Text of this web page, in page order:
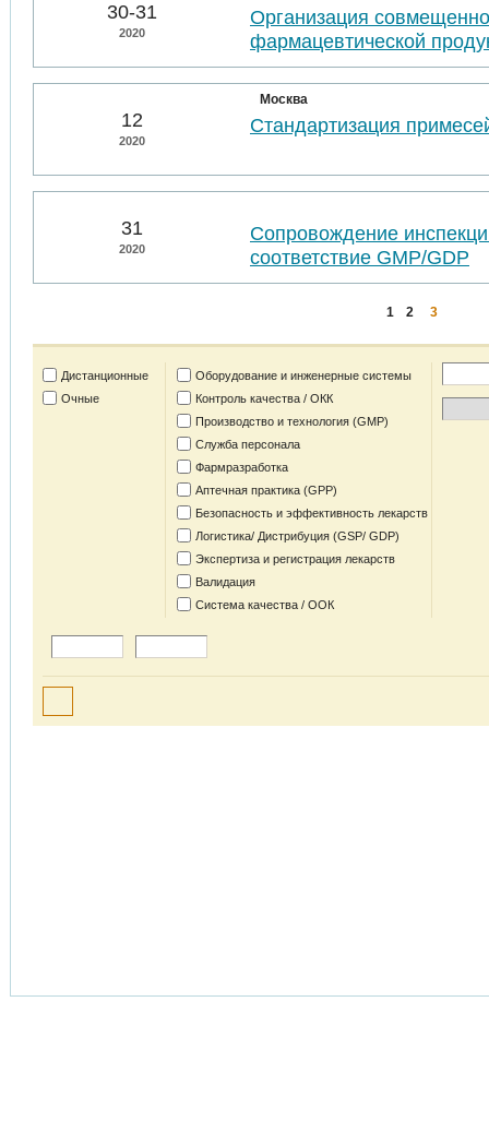
30-31
2020
Организация
фармацевтической
12
2020
Москва
Стандартизация
31
2020
Сопровождение
соответствие GMP/GDP
1 2 3
Дистанционные
Очные
Оборудование и инженерные системы
Контроль качества / ОКК
Производство и технология (GMP)
Служба персонала
Фармразработка
Аптечная практика (GPP)
Безопасность и эффективность лекарств
Логистика/ Дистрибуция (GSP/ GDP)
Экспертиза и регистрация лекарств
Валидация
Система качества / ООК